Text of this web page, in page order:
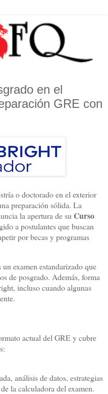
en el
GRE con
o doctorado en el exterior
preparación sólida. La
la apertura de suCurso
a postulantes que buscan
por becas y programas
un examen estandarizado que
de posgrado. Además, forma
incluso cuando algunas
actual del GRE y cubre
análisis de datos, estrategias
la calculadora del examen.